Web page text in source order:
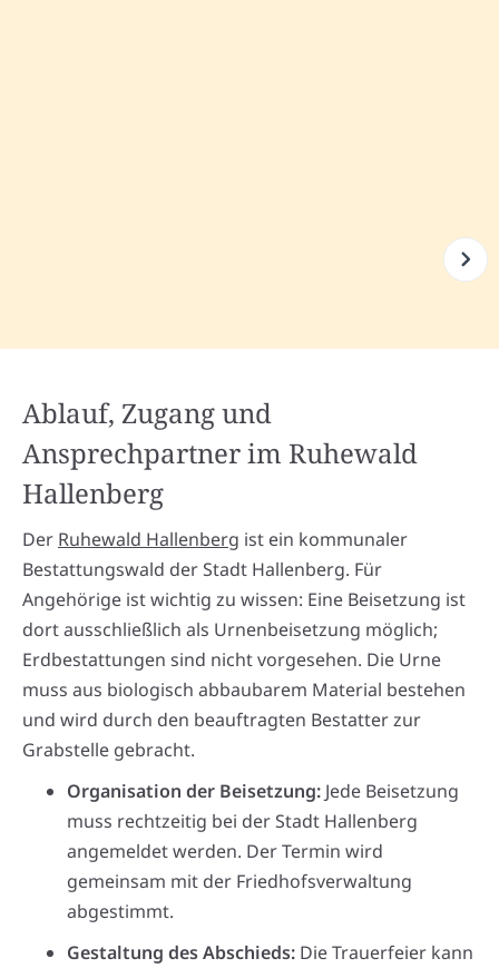
Ablauf, Zugang und
Ansprechpartner im Ruhewald
Hallenberg
Der Ruhewald Hallenberg ist ein kommunaler
Bestattungswald der Stadt Hallenberg. Für
Angehörige ist wichtig zu wissen: Eine Beisetzung ist
dort ausschließlich als Urnenbeisetzung möglich;
Erdbestattungen sind nicht vorgesehen. Die Urne
muss aus biologisch abbaubarem Material bestehen
und wird durch den beauftragten Bestatter zur
Grabstelle gebracht.
Organisation der Beisetzung: Jede Beisetzung
muss rechtzeitig bei der Stadt Hallenberg
angemeldet werden. Der Termin wird
gemeinsam mit der Friedhofsverwaltung
abgestimmt.
Gestaltung des Abschieds: Die Trauerfeier kann